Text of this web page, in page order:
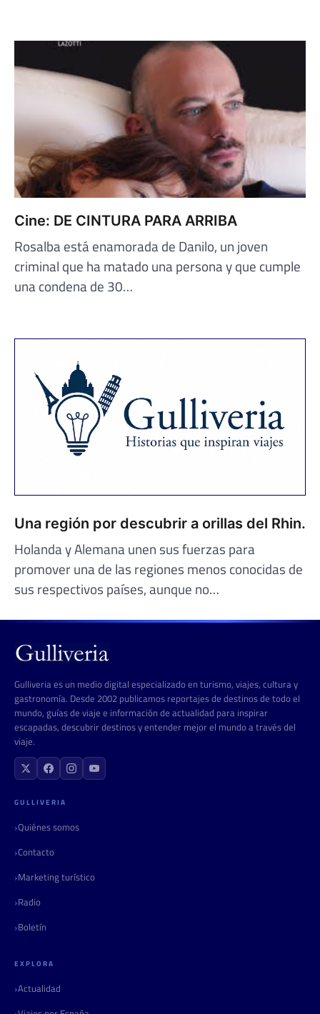
Cine: DE CINTURA PARA ARRIBA
Rosalba está enamorada de Danilo, un joven
criminal que ha matado una persona y que cumple
una condena de 30…
Una región por descubrir a orillas del Rhin.
Holanda y Alemana unen sus fuerzas para
promover una de las regiones menos conocidas de
sus respectivos países, aunque no…
Gulliveria es un medio digital especializado en turismo, viajes, cultura y
gastronomía. Desde 2002 publicamos reportajes de destinos de todo el
mundo, guías de viaje e información de actualidad para inspirar
escapadas, descubrir destinos y entender mejor el mundo a través del
viaje.
GULLIVERIA
Quiénes somos
Contacto
Marketing turístico
Radio
Boletín
EXPLORA
Actualidad